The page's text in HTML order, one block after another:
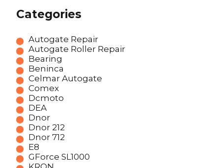
Categories
Autogate Repair
Autogate Roller Repair
Bearing
Beninca
Celmar Autogate
Comex
Dcmoto
DEA
Dnor
Dnor 212
Dnor 712
E8
GForce SL1000